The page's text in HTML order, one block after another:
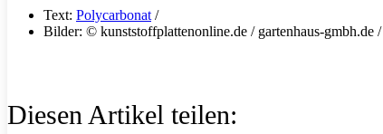
Text: Polycarbonat /
Bilder: © kunststoffplattenonline.de / gartenhaus-gmbh.de /
Diesen Artikel teilen: